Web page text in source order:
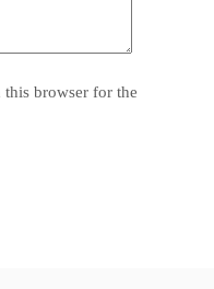
this browser for the